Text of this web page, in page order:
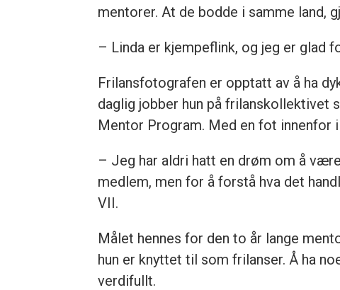
mentorer. At de bodde i samme land,
– Linda er kjempeflink, og jeg er glad
Frilansfotografen er opptatt av å ha
daglig jobber hun på frilanskollektivet
Mentor Program. Med en fot innenfor
– Jeg har aldri hatt en drøm om å
medlem, men for å forstå hva det
VII.
Målet hennes for den to år lange
hun er knyttet til som frilanser. Å ha
verdifullt.